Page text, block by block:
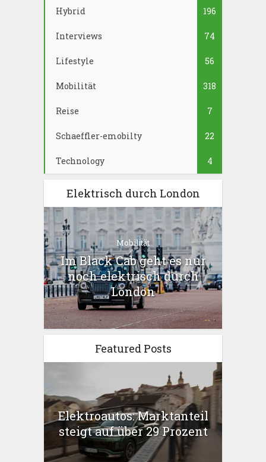
Hybrid 196
Interviews 74
Lifestyle 56
Mobilität 318
Reise 7
Schaeffler-emobilty 22
Technology 4
Elektrisch durch London
Mobilität
Im Black Cab geht es nur
noch elektrisch durch
London
Featured Posts
Elektroautos: Marktanteil
steigt auf über 29 Prozent